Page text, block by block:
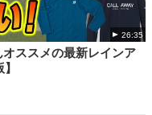
26:35
ススメの最新レインア